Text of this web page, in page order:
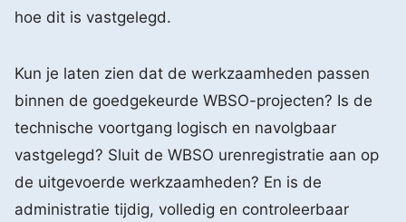
hoe dit is vastgelegd.
Kun je laten zien dat de werkzaamheden passen
binnen de goedgekeurde WBSO-projecten? Is de
technische voortgang logisch en navolgbaar
vastgelegd? Sluit de WBSO urenregistratie aan op
de uitgevoerde werkzaamheden? En is de
administratie tijdig, volledig en controleerbaar